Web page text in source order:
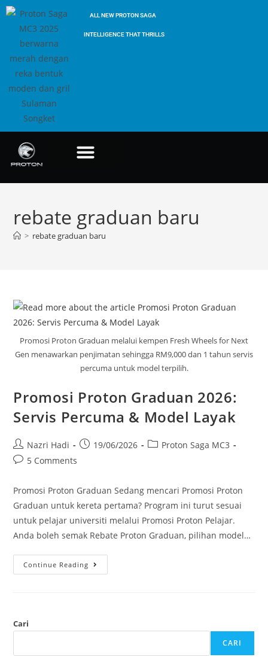
ALL NEW PROTON SAGA
INTELLIGENCE THAT THRILLS
rebate graduan baru
> rebate graduan baru
Promosi Proton Graduan melalui kempen Fresh Wheels for Next
Gen menawarkan penjimatan sehingga RM9,000 dan 1 tahun servis
percuma untuk model terpilih.
Promosi Proton Graduan 2026:
Servis Percuma & Model Layak
Nazri Hadi 19/06/2026
Proton Saga MC3
5 Comments
Promosi Proton Graduan Sedang mencari Promosi Proton
Graduan untuk kereta pertama? Program ini turut sesuai
untuk pelajar universiti melalui Promosi Proton Pelajar.
Anda boleh semak Rebate Proton Graduan, pilihan model…
Continue Reading
Cari
CARI